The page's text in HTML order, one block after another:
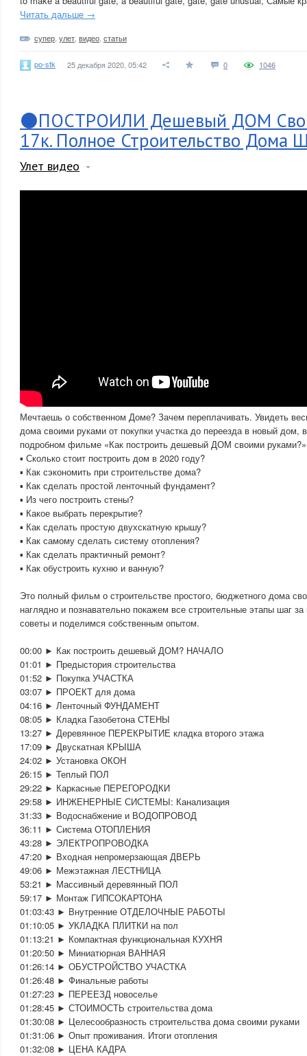
Читать дальше →
супер улет видео статьи
po-stk 25 декабря 2020, 05:42 0 1046
⚫ПОСТРОИЛИ Дешевый ДОМ
17к. Полное Строительство Дома
Улет видео
Мечтаешь о собственном Доме? Зачем переплачивать. Увидеть
дома своими руками от покупки участка до переезда в новый дом,
подробном фильме «Как построить дешевый ДОМ своими руками?»
▪ Сколько стоит построить дом в 2020 году?
▪ Как сэкономить при строительстве дома?
▪ Как сделать простой ленточный фундамент?
▪ Из чего построить стены?
▪ Какое выбрать перекрытие?
▪ Как сделать простую двухскатную крышу?
▪ Как самому сделать систему отопления?
▪ Как сделать практичный ремонт?
▪ Как обустроить кухню и ванную?
Это полный фильм о строительстве простого, бюджетного дома
наглядно и познавательно покажем все строительные этапы шаг
советы и поделимся собственным опытом.
00:00 ► Как построить дешевый ДОМ? НАЧАЛО
01:01 ► Предыстория строительства
01:52 ► Покупка УЧАСТКА
03:07 ► ПРОЕКТ для дома
04:16 ► Ленточный ФУНДАМЕНТ
08:05 ► Кладка Газобетона СТЕНЫ
13:27 ► Деревянное ПЕРЕКРЫТИЕ кладка второго этажа
17:09 ► Двускатная КРЫША
24:02 ► Установка ОКОН
26:15 ► Теплый ПОЛ
29:22 ► Каркасные ПЕРЕГОРОДКИ
29:58 ► ИНЖЕНЕРНЫЕ СИСТЕМЫ: Канализация
31:33 ► Водоснабжение и ВОДОПРОВОД
36:11 ► Система ОТОПЛЕНИЯ
43:28 ► ЭЛЕКТРОПРОВОДКА
47:20 ► Входная непромерзающая ДВЕРЬ
49:06 ► Межэтажная ЛЕСТНИЦА
53:21 ► Массивный деревянный ПОЛ
59:17 ► Монтаж ГИПСОКАРТОНА
01:03:43 ► Внутренние ОТДЕЛОЧНЫЕ РАБОТЫ
01:10:05 ► УКЛАДКА ПЛИТКИ на пол
01:13:21 ► Компактная функциональная КУХНЯ
01:20:50 ► Миниатюрная ВАННАЯ
01:26:14 ► ОБУСТРОЙСТВО УЧАСТКА
01:26:48 ► Финальные работы
01:27:23 ► ПЕРЕЕЗД новоселье
01:28:45 ► СТОИМОСТЬ строительства дома
01:30:08 ► Целесообразность строительства дома своими руками
01:31:06 ► Опыт проживания. Итоги отопления
01:32:08 ► ЦЕНА КАДРА